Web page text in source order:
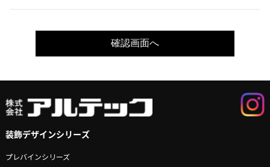
装飾デザインシリーズ
プレバインシリーズ